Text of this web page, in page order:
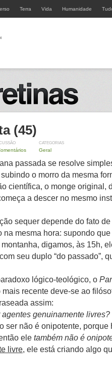
Terra Vida Humanidade
(45)
CATEGORIAS
Geral
passada se resolve
o morro da mesma
científica, o monge original,
a descer no mesmo
sequer depende do fato
mesma hora: supondo que
digamos, às 15h,
seu duplo “do passado”,
lógico-teológico, o
mais recente deve-se ao
assim:
genuinamente livres?
ser não é onipotente,
ele também não é
livre, ele está criando algo